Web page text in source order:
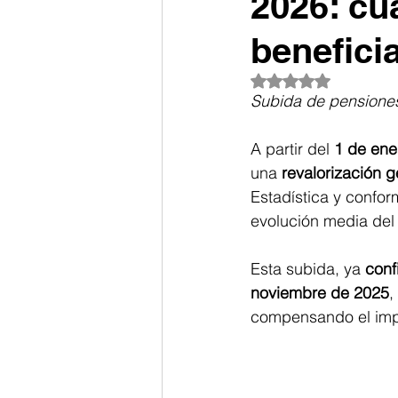
Obtuvo NaN de 5
Subida de
A partir del 1 de
una revalorización
Estadística y
evolución media
Esta subida, ya
noviembre de 2025,
compensando el